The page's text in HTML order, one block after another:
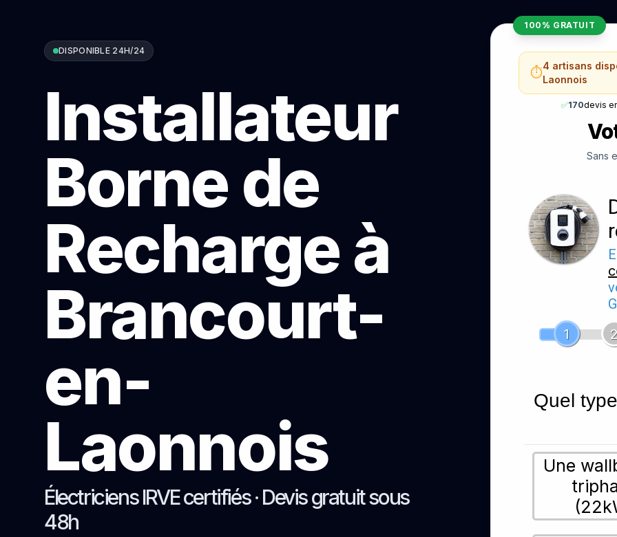
DISPONIBLE 24H/24
Installateur
Borne de
Recharge à
Brancourt-
en-
Laonnois
Électriciens IRVE certifiés · Devis gratuit sous
48h
100% GRATUIT
⏱️4 artisans
Laonnois
✅170devis
Sans
1
2
Quel
Une